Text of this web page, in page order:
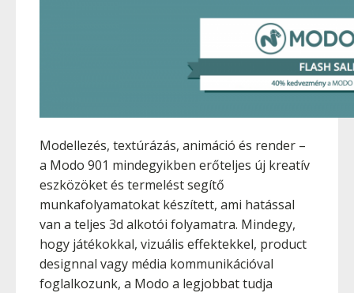
Modellezés, textúrázás, animáció és render –
a Modo 901 mindegyikben erőteljes új kreatív
eszközöket és termelést segítő
munkafolyamatokat készített, ami hatással
van a teljes 3d alkotói folyamatra. Mindegy,
hogy játékokkal, vizuális effektekkel, product
designnal vagy média kommunikációval
foglalkozunk, a Modo a legjobbat tudja